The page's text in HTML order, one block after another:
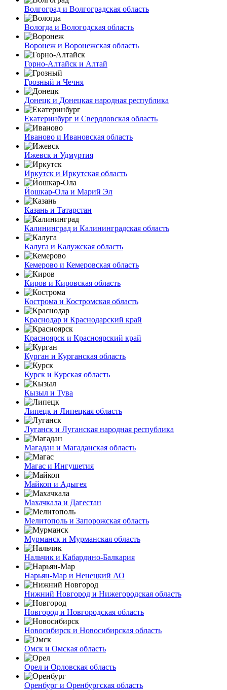
Волгоград и Волгоградская область
Вологда и Вологодская область
Воронеж и Воронежская область
Горно-Алтайск и Алтай
Грозный и Чечня
Донецк и Донецкая народная республика
Екатеринбург и Свердловская область
Иваново и Ивановская область
Ижевск и Удмуртия
Иркутск и Иркутская область
Йошкар-Ола и Марий Эл
Казань и Татарстан
Калининград и Калининградская область
Калуга и Калужская область
Кемерово и Кемеровская область
Киров и Кировская область
Кострома и Костромская область
Краснодар и Краснодарский край
Красноярск и Красноярский край
Курган и Курганская область
Курск и Курская область
Кызыл и Тува
Липецк и Липецкая область
Луганск и Луганская народная республика
Магадан и Магаданская область
Магас и Ингушетия
Майкоп и Адыгея
Махачкала и Дагестан
Мелитополь и Запорожская область
Мурманск и Мурманская область
Нальчик и Кабардино-Балкария
Нарьян-Мар и Ненецкий АО
Нижний Новгород и Нижегородская область
Новгород и Новгородская область
Новосибирск и Новосибирская область
Омск и Омская область
Орел и Орловская область
Оренбург и Оренбургская область